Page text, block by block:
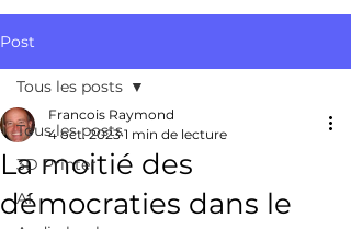
Post
Tous les posts
3D Printer
AI
Tous les posts
La moitié des
démocraties dans le
Francois Raymond
4 oct. 2023 1 min de lecture